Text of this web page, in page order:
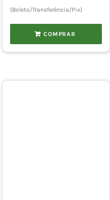
(Boleto/Transferência/Pix)
COMPRAR